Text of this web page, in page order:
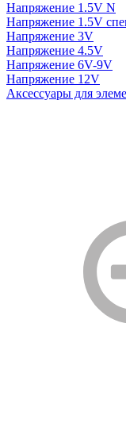
Напряжение 1.5V N
Напряжение 1.5V
Напряжение 3V
Напряжение 4.5V
Напряжение 6V-9V
Напряжение 12V
Аксессуары для